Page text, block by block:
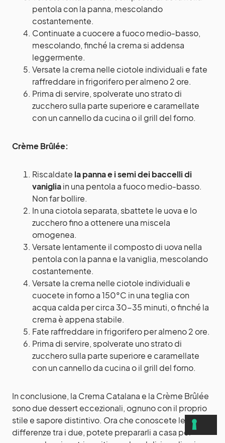
pentola con la panna, mescolando
costantemente.
Continuate a cuocere a fuoco medio-basso,
mescolando, finché la crema si addensa
leggermente.
Versate la crema nelle ciotole individuali e fate
raffreddare in frigorifero per almeno 2 ore.
Prima di servire, spolverate uno strato di
zucchero sulla parte superiore e caramellate
con un cannello da cucina o il grill del forno.
Crème Brûlée:
Riscaldate la panna e i semi dei baccelli di
vanigliain una pentola a fuoco medio-basso.
Non far bollire.
In una ciotola separata, sbattete le uova e lo
zucchero fino a ottenere una miscela
omogenea.
Versate lentamente il composto di uova nella
pentola con la panna e la vaniglia, mescolando
costantemente.
Versate la crema nelle ciotole individuali e
cuocete in forno a 150°C in una teglia con
acqua calda per circa 30-35 minuti, o finché la
crema è appena stabile.
Fate raffreddare in frigorifero per almeno 2 ore.
Prima di servire, spolverate uno strato di
zucchero sulla parte superiore e caramellate
con un cannello da cucina o il grill del forno.
In conclusione, la Crema Catalana e la Crème Brûlée
sono due dessert eccezionali, ognuno con il proprio
stile e sapore distintivo. Ora che conoscete le
differenze tra i due, potete prepararli a casa per